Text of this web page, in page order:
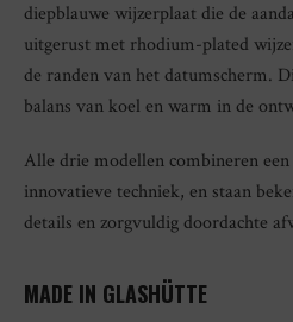
diepblauwe wijzerplaat die de
uitgerust met rhodium-plated
de randen van het datumscherm.
balans van koel en warm in de
Alle drie modellen combineren
innovatieve techniek, en staan
details en zorgvuldig doordachte
MADE IN GLASHÜTTE